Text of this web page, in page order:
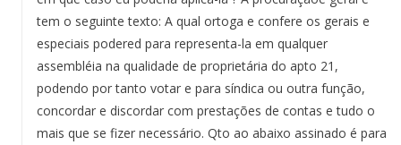
tem o seguinte texto: A qual ortoga e confere os gerais e
especiais podered para representa-la em qualquer
assembléia na qualidade de proprietária do apto 21,
podendo por tanto votar e para síndica ou outra função,
concordar e discordar com prestações de contas e tudo o
mais que se fizer necessário. Qto ao abaixo assinado é para